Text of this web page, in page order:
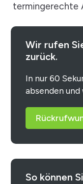
termingerechte
Wir rufen
zurück.
In nur 60
absenden
So können